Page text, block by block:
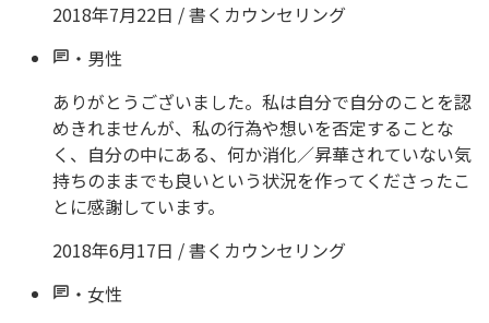
2018年7月22日 /書くカウンセリング
・ 男性
ありがとうございました。私は自分で自分のことを認
めきれませんが、私の行為や想いを否定することな
く、自分の中にある、何か消化／昇華されていない気
持ちのままでも良いという状況を作ってくださったこ
とに感謝しています。
2018年6月17日 /書くカウンセリング
・ 女性